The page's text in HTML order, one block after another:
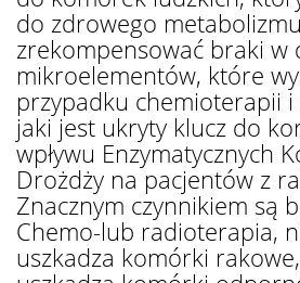
do zdrowego
zrekompensować braki w
mikroelementów, które
przypadku chemioterapii
jaki jest ukryty klucz do
wpływu Enzymatycznych
Drożdży na pacjentów z
Znacznym czynnikiem są
Chemo-lub radioterapia,
uszkadza komórki